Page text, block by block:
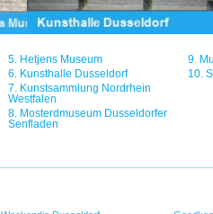
5. Hetjens Museum
6. Kunsthalle Dusseldorf
7. Kunstsammlung Nordrhein
Westfalen
8. Mosterdmuseum Dusseldorfer
Senfladen
9.
10.